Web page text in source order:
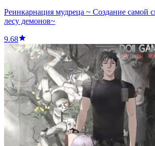
Реинкарнация мудреца ~ Создание самой
лесу демонов~
9.68